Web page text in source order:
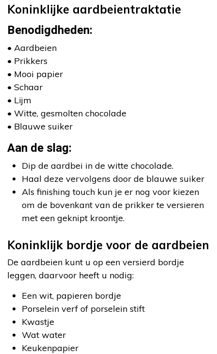
Koninklijke aardbeientraktatie
Benodigdheden:
• Aardbeien
• Prikkers
• Mooi papier
• Schaar
• Lijm
• Witte, gesmolten chocolade
• Blauwe suiker
Aan de slag:
Dip de aardbei in de witte chocolade.
Haal deze vervolgens door de blauwe suiker
Als finishing touch kun je er nog voor kiezen
om de bovenkant van de prikker te versieren
met een geknipt kroontje.
Koninklijk bordje voor de aardbeien
De aardbeien kunt u op een versierd bordje
leggen, daarvoor heeft u nodig:
Een wit, papieren bordje
Porselein verf of porselein stift
Kwastje
Wat water
Keukenpapier